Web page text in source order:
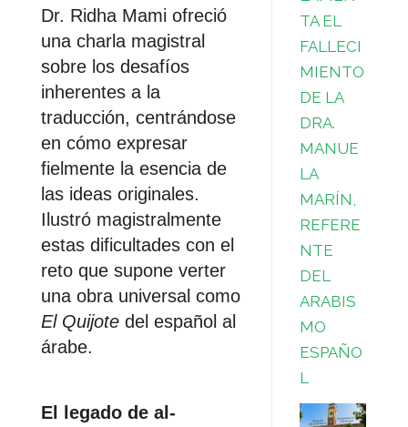
Dr. Ridha Mami ofreció
una charla magistral
sobre los desafíos
inherentes a la
traducción, centrándose
en cómo expresar
fielmente la esencia de
las ideas originales.
Ilustró magistralmente
estas dificultades con el
reto que supone verter
una obra universal como
El Quijotedel español al
árabe.
El legado de al-
TA EL
FALLECI
MIENTO
DE LA
DRA.
MANUE
LA
MARÍN,
REFERE
NTE
DEL
ARABIS
MO
ESPAÑO
L